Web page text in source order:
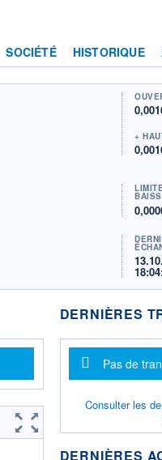
SOCIÉTÉ HISTORIQUE
+
DERNIÈRES
Message
Pas de
Consulter les
DERNIÈRES